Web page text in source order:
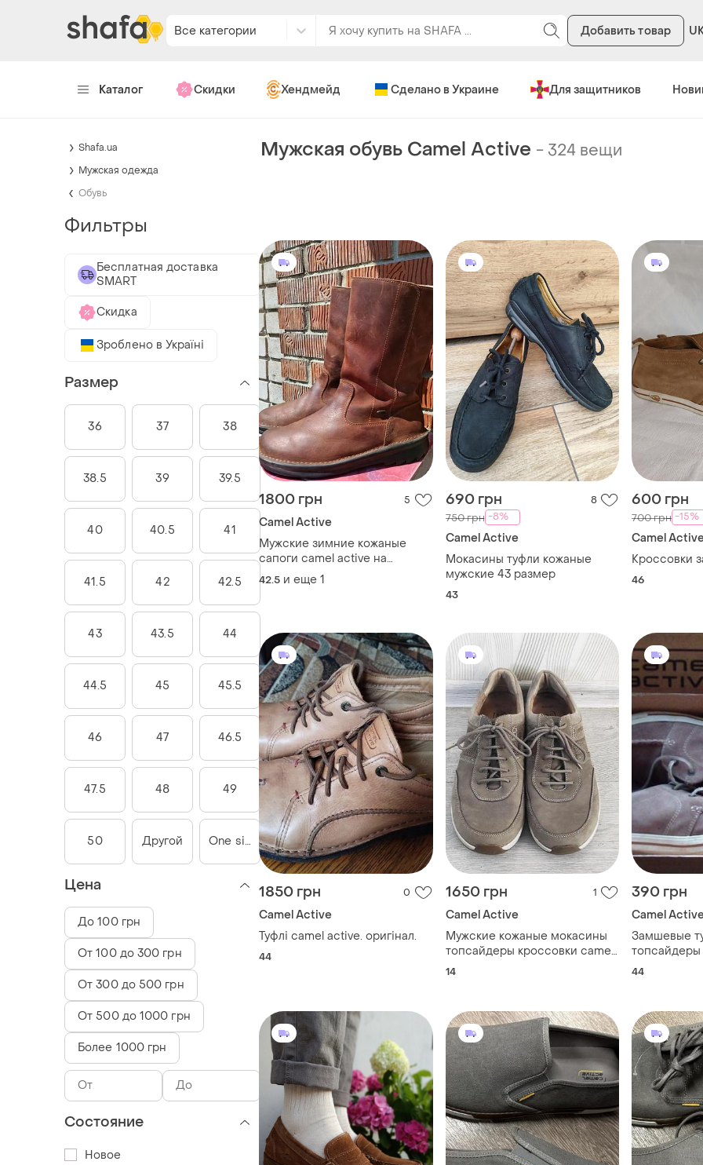
Все категории Добавить товар
Каталог Скидки Хендмейд Сделано в Украине Для защитников
Мужская обувь Camel Active - 324 вещи
1800 грн 5
Camel Active
Мужские зимние кожаные
сапоги camel active на
натуральном меху
42.5 и еще 1
690 грн 8
750 грн -8%
Camel Active
Мокасины туфли кожаные
мужские 43 размер
43
600 грн
700 грн -15%
Camel
Кроссовки
46
1850 грн 0
Camel Active
Туфлі camel active. оригінал.
44
1650 грн 1
Camel Active
Мужские кожаные мокасины
топсайдеры кроссовки camel
active moonlight 14 48
14
390 грн
Camel
Замшевые
camel active
44
Shafa.ua
Мужская одежда
Обувь
Фильтры
Бесплатная доставка
SMART
Скидка
Зроблено в Україні
Размер
36 37 38
38.5 39 39.5
40 40.5 41
41.5 42 42.5
43 43.5 44
44.5 45 45.5
46 47 46.5
47.5 48 49
50 Другой One size
Цена
До 100 грн
От 100 до 300 грн
От 300 до 500 грн
От 500 до 1000 грн
Более 1000 грн
Состояние
Новое